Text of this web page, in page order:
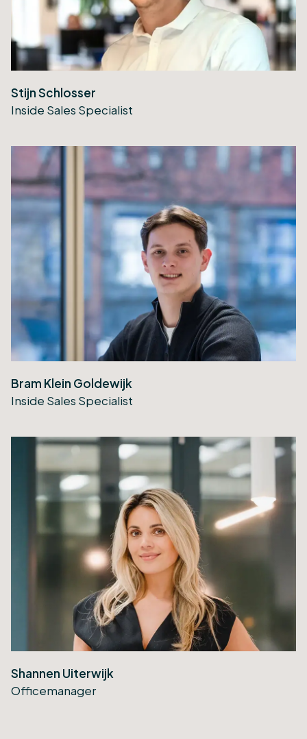
Stijn Schlosser
Inside Sales Specialist
Bram Klein Goldewijk
Inside Sales Specialist
Shannen Uiterwijk
Officemanager